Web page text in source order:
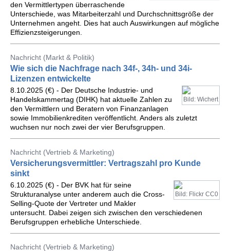
den Vermittlertypen überraschende
Unterschiede, was Mitarbeiterzahl und Durchschnittsgröße der
Unternehmen angeht. Dies hat auch Auswirkungen auf mögliche
Effizienzsteigerungen.
Nachricht (Markt & Politik)
Wie sich die Nachfrage nach 34f-, 34h- und 34i-
Lizenzen entwickelte
Bild: Wichert
8.10.2025 (€) - Der Deutsche Industrie- und
Handelskammertag (DIHK) hat aktuelle Zahlen zu
den Vermittlern und Beratern von Finanzanlagen
sowie Immobilienkrediten veröffentlicht. Anders als zuletzt
wuchsen nur noch zwei der vier Berufsgruppen.
Nachricht (Vertrieb & Marketing)
Versicherungsvermittler: Vertragszahl pro Kunde
sinkt
Bild: Flickr CC0
6.10.2025 (€) - Der BVK hat für seine
Strukturanalyse unter anderem auch die Cross-
Selling-Quote der Vertreter und Makler
untersucht. Dabei zeigen sich zwischen den verschiedenen
Berufsgruppen erhebliche Unterschiede.
Nachricht (Vertrieb & Marketing)